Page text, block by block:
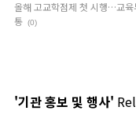
올해 고교학점제 첫 시행…교육
통 (0)
'기관 홍보 및 행사'